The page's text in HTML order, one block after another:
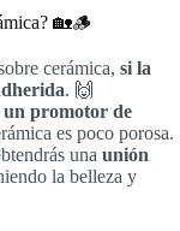
🏡🪵
cerámica, si la
. 🙌
promotor de
es poco porosa.
una unión
la belleza y